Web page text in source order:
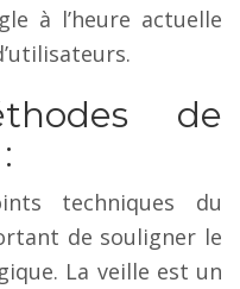
à l’heure actuelle
de
techniques du
de souligner le
La veille est un